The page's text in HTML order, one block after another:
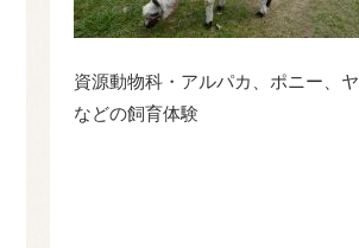
資源動物科・アルパカ、ポニー、
などの飼育体験